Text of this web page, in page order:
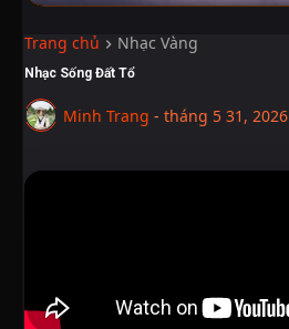
Trang chủ Nhạc Vàng
Nhạc Sống Đất Tổ
Minh Trang - tháng 5 31, 2026